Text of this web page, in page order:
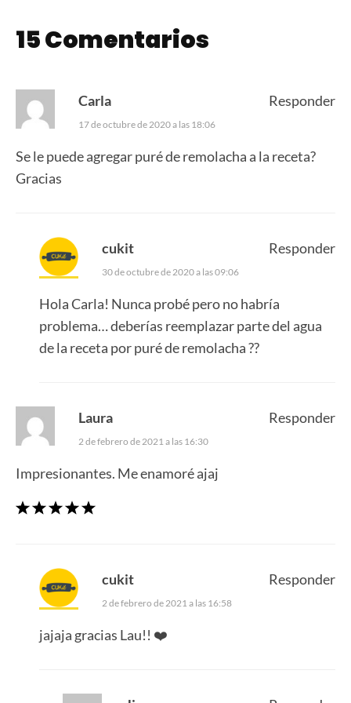
15 Comentarios
Carla
17 de octubre de 2020 a las 18:06
Se le puede agregar puré de remolacha a la receta?
Gracias
Responder
cukit
30 de octubre de 2020 a las 09:06
Hola Carla! Nunca probé pero no habría
problema… deberías reemplazar parte del agua
de la receta por puré de remolacha ??
Responder
Laura
2 de febrero de 2021 a las 16:30
Impresionantes. Me enamoré ajaj
Responder
cukit
2 de febrero de 2021 a las 16:58
jajaja gracias Lau!! ❤️
Responder